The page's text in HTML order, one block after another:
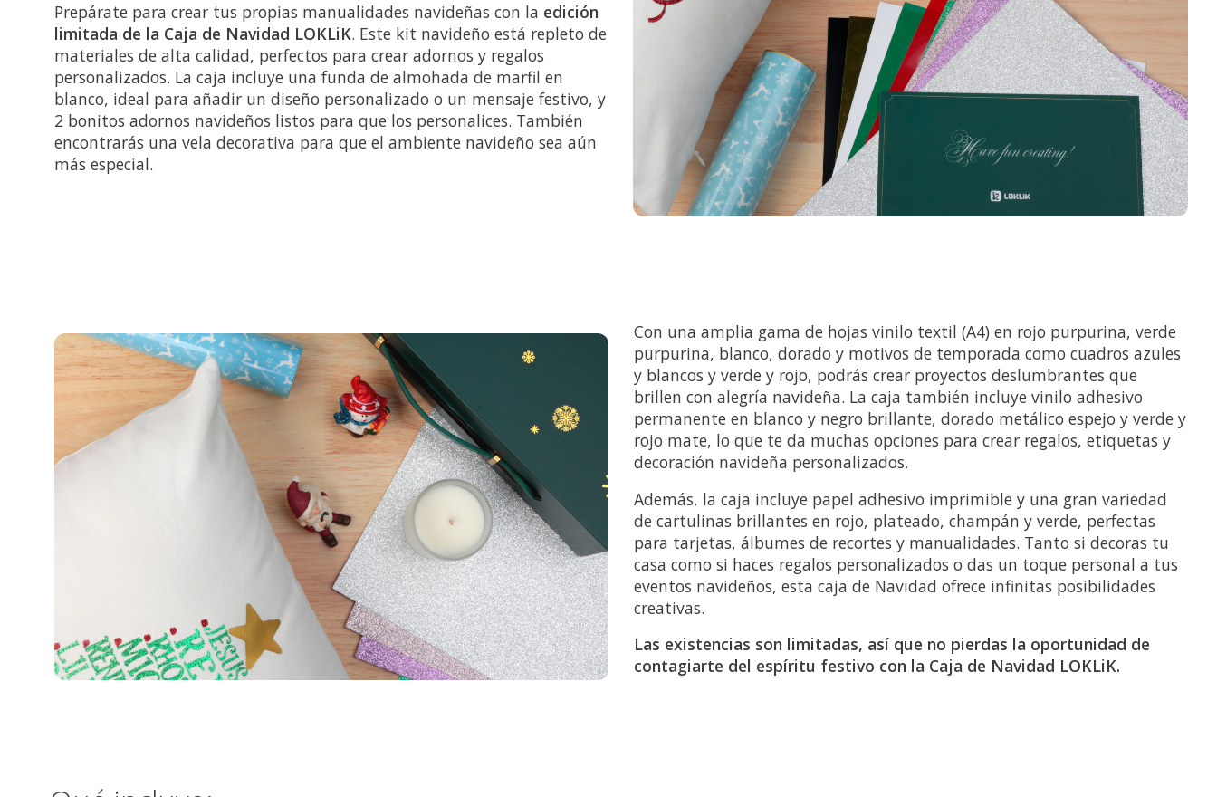
Prepárate para crear tus propias manualidades navideñas con la edición
limitada de la Caja de Navidad LOKLiK. Este kit navideño está repleto de
materiales de alta calidad, perfectos para crear adornos y regalos
personalizados. La caja incluye una funda de almohada de marfil en
blanco, ideal para añadir un diseño personalizado o un mensaje festivo, y
2 bonitos adornos navideños listos para que los personalices. También
encontrarás una vela decorativa para que el ambiente navideño sea aún
más especial.
Con una amplia gama de hojas vinilo textil (A4) en rojo purpurina, verde
purpurina, blanco, dorado y motivos de temporada como cuadros azules
y blancos y verde y rojo, podrás crear proyectos deslumbrantes que
brillen con alegría navideña. La caja también incluye vinilo adhesivo
permanente en blanco y negro brillante, dorado metálico espejo y verde y
rojo mate, lo que te da muchas opciones para crear regalos, etiquetas y
decoración navideña personalizados.
Además, la caja incluye papel adhesivo imprimible y una gran variedad
de cartulinas brillantes en rojo, plateado, champán y verde, perfectas
para tarjetas, álbumes de recortes y manualidades. Tanto si decoras tu
casa como si haces regalos personalizados o das un toque personal a tus
eventos navideños, esta caja de Navidad ofrece infinitas posibilidades
creativas.
Las existencias son limitadas, así que no pierdas la oportunidad de
contagiarte del espíritu festivo con la Caja de Navidad LOKLiK.